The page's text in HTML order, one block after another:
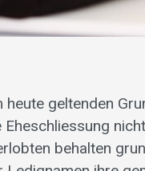
heute geltenden
behalten